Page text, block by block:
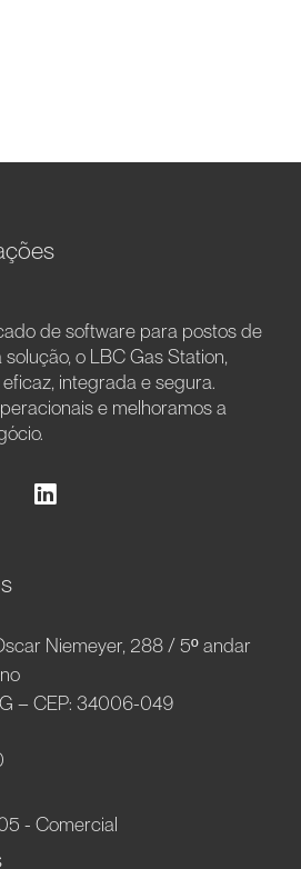
de software para postos de
o LBC Gas Station,
integrada e segura.
e melhoramos a
Niemeyer, 288 / 5º andar
– CEP: 34006-049
- Comercial